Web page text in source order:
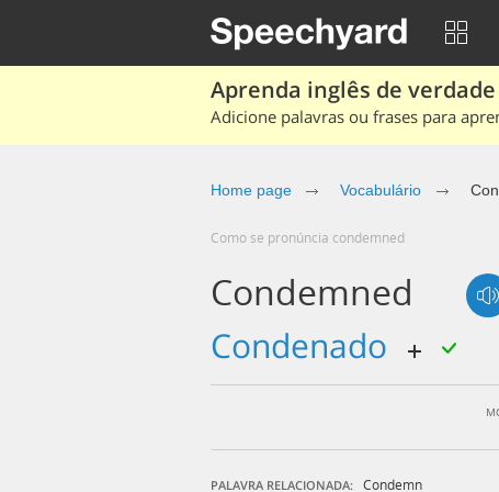
Aprenda inglês de
Adicione palavras ou frases para
Home page Vocabulário
Como se pronúncia condemned
Condemned
condenado
PALAVRA RELACIONADA: Condemn